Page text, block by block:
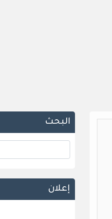
البحث
إعلان